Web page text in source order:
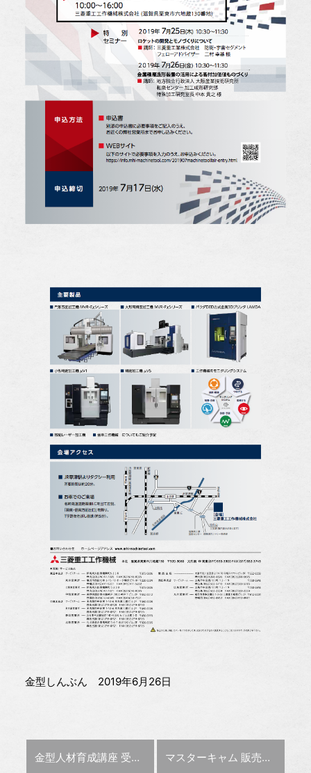
金型しんぶん 2019年6月26日
前の記事 :
金型人材育成講座 受講生募集 大垣商工会議所
次の記事 :
マスターキャム 販売開始30周年